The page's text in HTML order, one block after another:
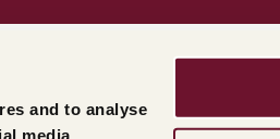
and to analyse
media,